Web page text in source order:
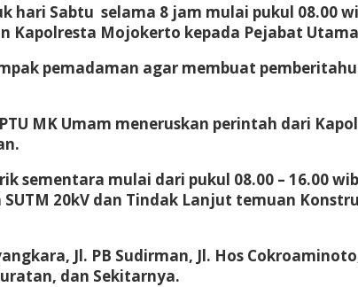
Sabtu selama 8 jam mulai pukul 08.00
Kapolresta Mojokerto kepada Pejabat
pemadaman agar membuat
MK Umam meneruskan perintah dari
mulai dari pukul 08.00 – 16.00
20kV dan Tindak Lanjut temuan
Jl. PB Sudirman, Jl. Hos
dan Sekitarnya.